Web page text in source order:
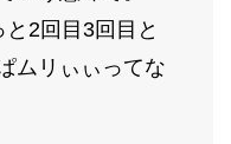
2回目3回目と
ムリぃぃってな